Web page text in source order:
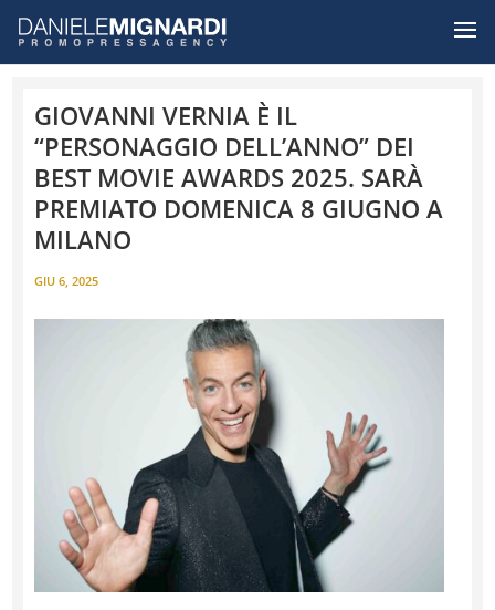
GIOVANNI VERNIA È IL
“PERSONAGGIO DELL’ANNO” DEI
BEST MOVIE AWARDS 2025. SARÀ
PREMIATO DOMENICA 8 GIUGNO A
MILANO
GIU 6, 2025